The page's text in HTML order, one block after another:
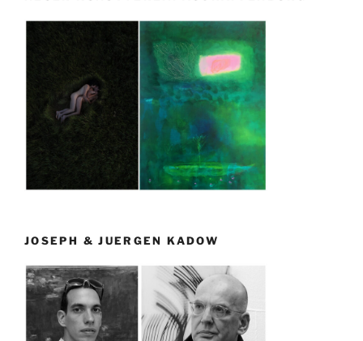
JOSEPH & JUERGEN KADOW